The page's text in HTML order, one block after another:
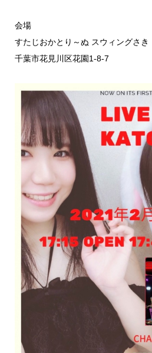
会場
すたじおかとり～ぬ スウィングさき
千葉市花見川区花園1-8-7